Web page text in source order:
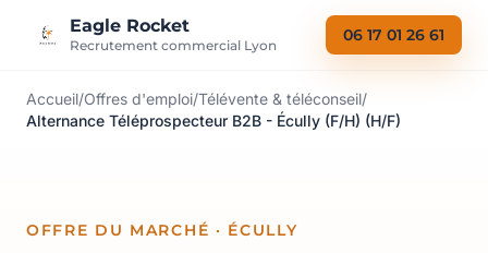
Eagle Rocket
Recrutement commercial Lyon
06 17 01 26 61
Accueil/Offres d'emploi/Télévente & téléconseil/
Alternance Téléprospecteur B2B - Écully (F/H) (H/F)
OFFRE DU MARCHÉ · ÉCULLY